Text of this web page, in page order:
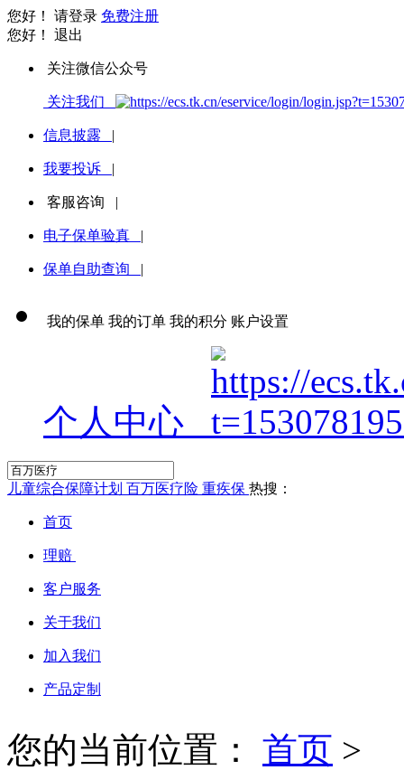
您好！ 请登录 免费注册
您好！ 退出
关注微信公众号
关注我们
信息披露 |
我要投诉 |
客服咨询 |
电子保单验真 |
保单自助查询 |
我的保单 我的订单 我的积分 账户设置
个人中心
儿童综合保障计划 百万医疗险 重疾保 热搜：
首页
理赔
客户服务
关于我们
加入我们
产品定制
您的当前位置： 首页 >